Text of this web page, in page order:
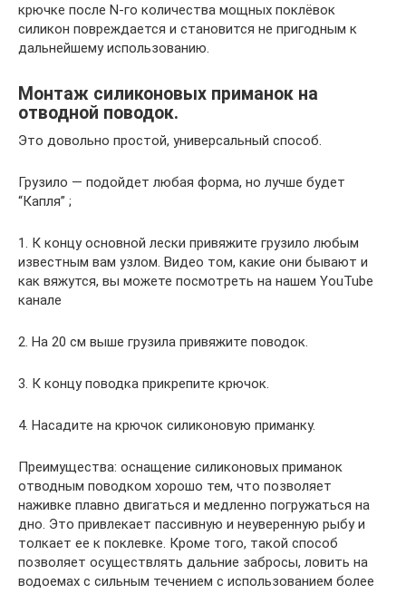
крючке после N-го количества мощных поклёвок
силикон повреждается и становится не пригодным к
дальнейшему использованию.
Монтаж силиконовых приманок на
отводной поводок.
Это довольно простой, универсальный способ.
Грузило — подойдет любая форма, но лучше будет
“Капля” ;
1. К концу основной лески привяжите грузило любым
известным вам узлом. Видео том, какие они бывают и
как вяжутся, вы можете посмотреть на нашем YouTube
канале
2. На 20 см выше грузила привяжите поводок.
3. К концу поводка прикрепите крючок.
4. Насадите на крючок силиконовую приманку.
Преимущества: оснащение силиконовых приманок
отводным поводком хорошо тем, что позволяет
наживке плавно двигаться и медленно погружаться на
дно. Это привлекает пассивную и неуверенную рыбу и
толкает ее к поклевке. Кроме того, такой способ
позволяет осуществлять дальние забросы, ловить на
водоемах с сильным течением с использованием более